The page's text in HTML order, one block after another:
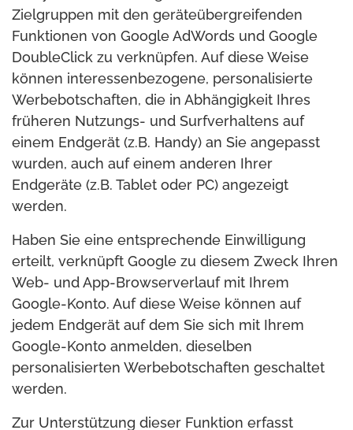
Zielgruppen mit den geräteübergreifenden
Funktionen von Google AdWords und Google
DoubleClick zu verknüpfen. Auf diese Weise
können interessenbezogene, personalisierte
Werbebotschaften, die in Abhängigkeit Ihres
früheren Nutzungs- und Surfverhaltens auf
einem Endgerät (z.B. Handy) an Sie angepasst
wurden, auch auf einem anderen Ihrer
Endgeräte (z.B. Tablet oder PC) angezeigt
werden.
Haben Sie eine entsprechende Einwilligung
erteilt, verknüpft Google zu diesem Zweck Ihren
Web- und App-Browserverlauf mit Ihrem
Google-Konto. Auf diese Weise können auf
jedem Endgerät auf dem Sie sich mit Ihrem
Google-Konto anmelden, dieselben
personalisierten Werbebotschaften geschaltet
werden.
Zur Unterstützung dieser Funktion erfasst